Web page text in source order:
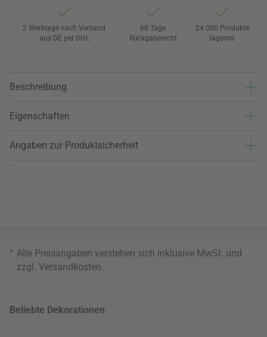
2 Werktage nach Versand
aus DE per DHL
60 Tage
Rückgaberecht
24.000 Produkte
lagernd
Beschreibung
Eigenschaften
Angaben zur Produktsicherheit
* Alle Preisangaben verstehen sich inklusive MwSt. und
zzgl. Versandkosten
Beliebte Dekorationen